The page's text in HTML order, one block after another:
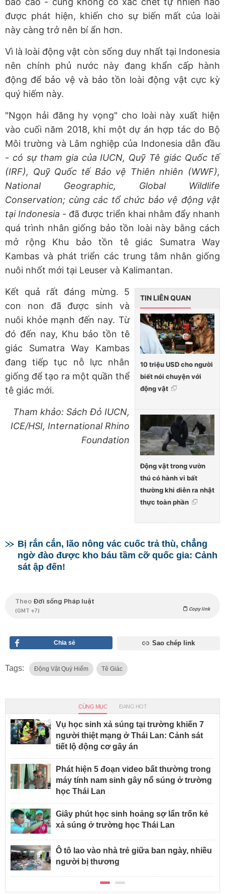
được phát hiện, khiến cho sự biến mất của loài
này càng trở nên bí ẩn hơn.
Vì là loài động vật còn sống duy nhất tại Indonesia
nên chính phủ nước này đang khẩn cấp hành
động để bảo vệ và bảo tồn loài động vật cực kỳ
quý hiếm này.
"Ngọn hải đăng hy vọng" cho loài này xuất hiện
vào cuối năm 2018, khi một dự án hợp tác do Bộ
Môi trường và Lâm nghiệp của Indonesia dẫn đầu
- có sự tham gia của IUCN, Quỹ Tê giác Quốc tế
(IRF), Quỹ Quốc tế Bảo vệ Thiên nhiên (WWF),
National Geographic, Global Wildlife
Conservation; cùng các tổ chức bảo vệ động vật
tại Indonesia - đã được triển khai nhằm đẩy nhanh
quá trình nhân giống bảo tồn loài này bằng cách
mở rộng Khu bảo tồn tê giác Sumatra Way
Kambas và phát triển các trung tâm nhân giống
nuôi nhốt mới tại Leuser và Kalimantan.
TIN LIÊN QUAN
10 triệu USD cho người
biết nói chuyện với
động vật
Động vật trong vườn
thú có hành vi bất
thường khi diễn ra nhật
thực toàn phần
Kết quả rất đáng mừng. 5
con non đã được sinh và
nuôi khỏe mạnh đến nay. Từ
đó đến nay, Khu bảo tồn tê
giác Sumatra Way Kambas
đang tiếp tục nỗ lực nhân
giống để tạo ra một quần thể
tê giác mới.
Tham khảo: Sách Đỏ IUCN,
ICE/HSI, International Rhino
Foundation
Bị rắn cắn, lão nông vác cuốc trả thù, chẳng
ngờ đào được kho báu tầm cỡ quốc gia: Cảnh
sát ập đến!
Theo Đời sống Pháp luật
(GMT +7) Copy link
Chia sẻ Sao chép link
Tags: Động Vật Quý Hiếm Tê Giác
CÙNG MỤC ĐANG HOT
Vụ học sinh xả súng tại trường khiến 7
người thiệt mạng ở Thái Lan: Cảnh sát
tiết lộ động cơ gây án
Phát hiện 5 đoạn video bất thường trong
máy tính nam sinh gây nổ súng ở trường
học Thái Lan
Giây phút học sinh hoảng sợ lẩn trốn kẻ
xả súng ở trường học Thái Lan
Ô tô lao vào nhà trẻ giữa ban ngày, nhiều
người bị thương